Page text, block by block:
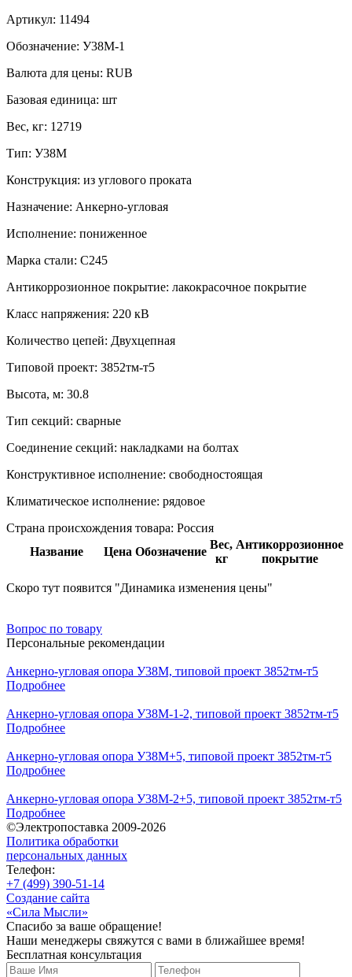
Артикул: 11494
Обозначение: У38М-1
Валюта для цены: RUB
Базовая единица: шт
Вес, кг: 12719
Тип: У38М
Конструкция: из углового проката
Назначение: Анкерно-угловая
Исполнение: пониженное
Марка стали: С245
Антикоррозионное покрытие: лакокрасочное покрытие
Класс напряжения: 220 кВ
Количество цепей: Двухцепная
Типовой проект: 3852тм-т5
Высота, м: 30.8
Тип секций: сварные
Соединение секций: накладками на болтах
Конструктивное исполнение: свободностоящая
Климатическое исполнение: рядовое
Страна происхождения товара: Россия
Название
Цена Обозначение
Вес,
кг
Антикоррозионное
покрытие
Скоро тут появится "Динамика изменения цены"
Вопрос по товару
Персональные рекомендации
Анкерно-угловая опора У38М, типовой проект 3852тм-т5
Подробнее
Анкерно-угловая опора У38М-1-2, типовой проект 3852тм-т5
Подробнее
Анкерно-угловая опора У38М+5, типовой проект 3852тм-т5
Подробнее
Анкерно-угловая опора У38М-2+5, типовой проект 3852тм-т5
Подробнее
©Электропоставка 2009-2026
Политика обработки
персональных данных
Телефон:
+7 (499) 390-51-14
Создание сайта
«Сила Мысли»
Спасибо за ваше обращение!
Наши менеджеры свяжутся с вами в ближайшее время!
Бесплатная консультация